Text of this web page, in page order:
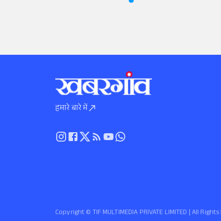
हमारे बारे में
Copyright ©️ TIF MULTIMEDIA PRIVATE LIMITED | All